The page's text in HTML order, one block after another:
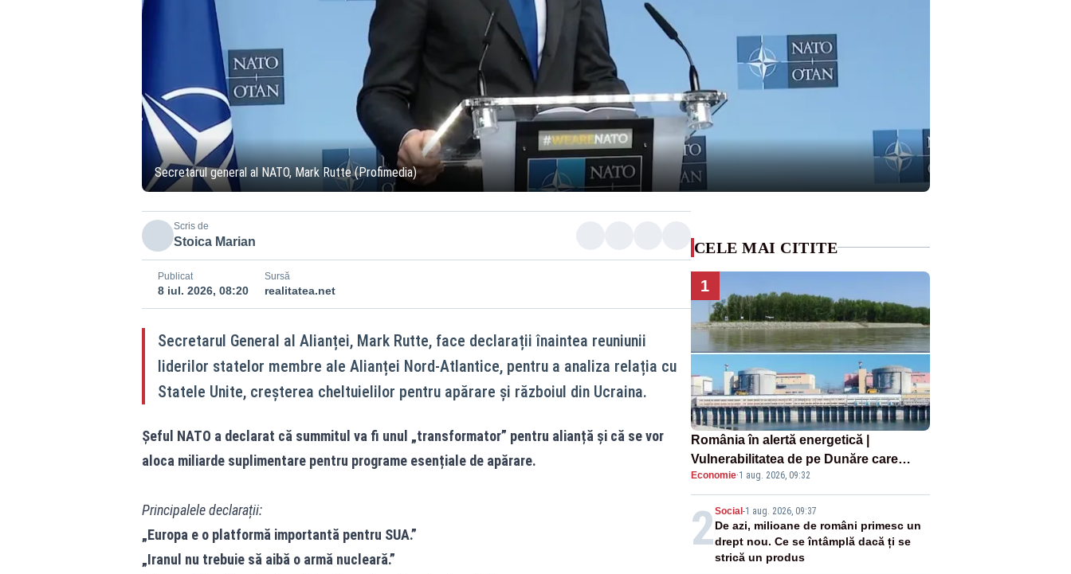
Secretarul general al NATO, Mark Rutte (Profimedia)
Scris de
Stoica Marian
Publicat
8 iul. 2026, 08:20
Sursă
realitatea.net
Secretarul General al Alianței, Mark Rutte, face declarații înaintea reuniunii
liderilor statelor membre ale Alianței Nord-Atlantice, pentru a analiza relația cu
Statele Unite, creșterea cheltuielilor pentru apărare și războiul din Ucraina.
Șeful NATO a declarat că summitul va fi unul „transformator” pentru alianță și că se vor
aloca miliarde suplimentare pentru programe esențiale de apărare.
Principalele declarații:
„Europa e o platformă importantă pentru SUA.”
„Iranul nu trebuie să aibă o armă nucleară.”
CELE MAI CITITE
1
România în alertă energetică |
Vulnerabilitatea de pe Dunăre care
pune în pericol Centrala Cernavodă era
cunoscută de pe vremea lui Ceaușescu
Economie·1 aug. 2026, 09:32
2Social-1 aug. 2026, 09:37
De azi, milioane de români primesc un
drept nou. Ce se întâmplă dacă ți se
strică un produs